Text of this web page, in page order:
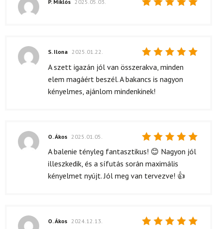
P. Miklós 2025.05.03.
Értékelés:
/ 5
S. Ilona 2025.01.22.
A szett igazán jól van összerakva, minden
elem magáért beszél. A bakancs is nagyon
kényelmes, ajánlom mindenkinek!
Értékelés:
/ 5
O. Ákos 2025.01.05.
A balenie tényleg fantasztikus! 😊 Nagyon jól
illeszkedik, és a sífutás során maximális
kényelmet nyújt. Jól meg van tervezve! 👍
O. Ákos 2024.12.13.